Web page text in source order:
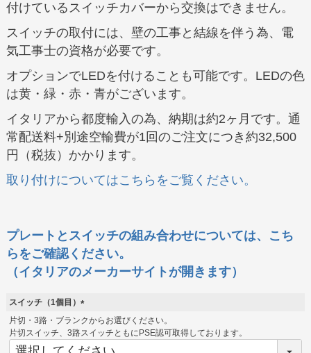
付けているスイッチカバーから交換はできません。
スイッチの取付には、壁の工事と結線を伴う為、電
気工事士の資格が必要です。
オプションでLEDを付けることも可能です。LEDの色
は黄・緑・赤・青がございます。
イタリアから都度輸入の為、納期は約2ヶ月です。通
常配送料+別途空輸費が1回のご注文につき約32,500
円（税抜）かかります。
取り付けについてはこちらをご覧ください。
プレートとスイッチの組み合わせについては、こち
らをご確認ください。
（イタリアのメーカーサイトが開きます）
スイッチ（1個目）
(
必
須
片切・3路・ブランクからお選びください。
片切スイッチ、3路スイッチともにPSE認可取得しております。